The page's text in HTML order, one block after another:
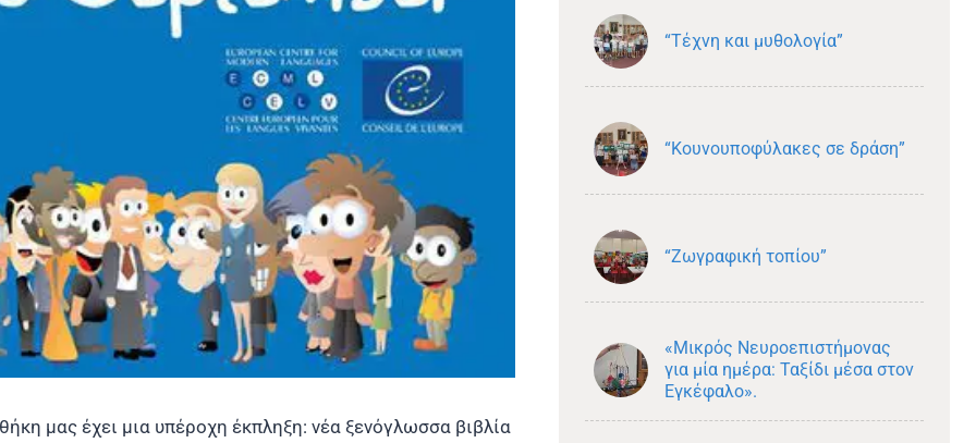
μας έχει μια υπέροχη έκπληξη: νέα ξενόγλωσσα βιβλία
“Τέχνη και μυθολογία”
“Κουνουποφύλακες σε δράση”
“Ζωγραφική τοπίου”
«Μικρός Νευροεπιστήμονας
για μία ημέρα: Ταξίδι μέσα στον
Εγκέφαλο».